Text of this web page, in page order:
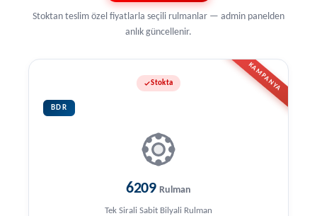
Stoktan teslim özel fiyatlarla seçili rulmanlar — admin panelden
anlık güncellenir.
KAMPANYA
Stokta
BDR
6209 Rulman
Tek Sirali Sabit Bilyali Rulman